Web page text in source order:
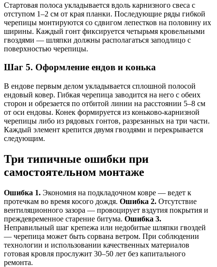
Стартовая полоса укладывается вдоль карнизного свеса с
отступом 1–2 см от края планки. Последующие ряды гибкой
черепицы монтируются со сдвигом лепестков на половину их
ширины. Каждый гонт фиксируется четырьмя кровельными
гвоздями — шляпки должны располагаться заподлицо с
поверхностью черепицы.
Шаг 5. Оформление ендов и конька
В ендове первым делом укладывается сплошной полосой
ендовый ковер. Гибкая черепица заводится на него с обеих
сторон и обрезается по отбитой линии на расстоянии 5–8 см
от оси ендовы. Конек формируется из коньково-карнизной
черепицы либо из рядовых гонтов, разрезанных на три части.
Каждый элемент крепится двумя гвоздями и перекрывается
следующим.
Три типичные ошибки при
самостоятельном монтаже
Ошибка 1. Экономия на подкладочном ковре — ведет к
протечкам во время косого дождя. Ошибка 2. Отсутствие
вентиляционного зазора — провоцирует вздутия покрытия и
преждевременное старение битума. Ошибка 3.
Неправильный шаг крепежа или недобитые шляпки гвоздей
— черепица может быть сорвана ветром. При соблюдении
технологии и использовании качественных материалов
готовая кровля прослужит 30–50 лет без капитального
ремонта.